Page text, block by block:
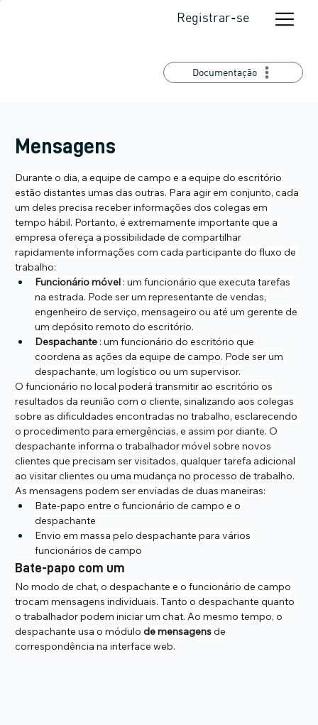
Documentação
Registrar-se
Mensagens
Durante o dia, a equipe de campo e a equipe do escritório
estão distantes umas das outras. Para agir em conjunto, cada
um deles precisa receber informações dos colegas em
tempo hábil. Portanto, é extremamente importante que a
empresa ofereça a possibilidade de compartilhar
rapidamente informações com cada participante do fluxo de
trabalho:
Funcionário móvel : um funcionário que executa tarefas
na estrada. Pode ser um representante de vendas,
engenheiro de serviço, mensageiro ou até um gerente de
um depósito remoto do escritório.
Despachante : um funcionário do escritório que
coordena as ações da equipe de campo. Pode ser um
despachante, um logístico ou um supervisor.
O funcionário no local poderá transmitir ao escritório os
resultados da reunião com o cliente, sinalizando aos colegas
sobre as dificuldades encontradas no trabalho, esclarecendo
o procedimento para emergências, e assim por diante. O
despachante informa o trabalhador móvel sobre novos
clientes que precisam ser visitados, qualquer tarefa adicional
ao visitar clientes ou uma mudança no processo de trabalho.
As mensagens podem ser enviadas de duas maneiras:
Bate-papo entre o funcionário de campo e o
despachante
Envio em massa pelo despachante para vários
funcionários de campo
Bate-papo com um
No modo de chat, o despachante e o funcionário de campo
trocam mensagens individuais. Tanto o despachante quanto
o trabalhador podem iniciar um chat. Ao mesmo tempo, o
despachante usa o módulo de mensagens de
correspondência na interface web.